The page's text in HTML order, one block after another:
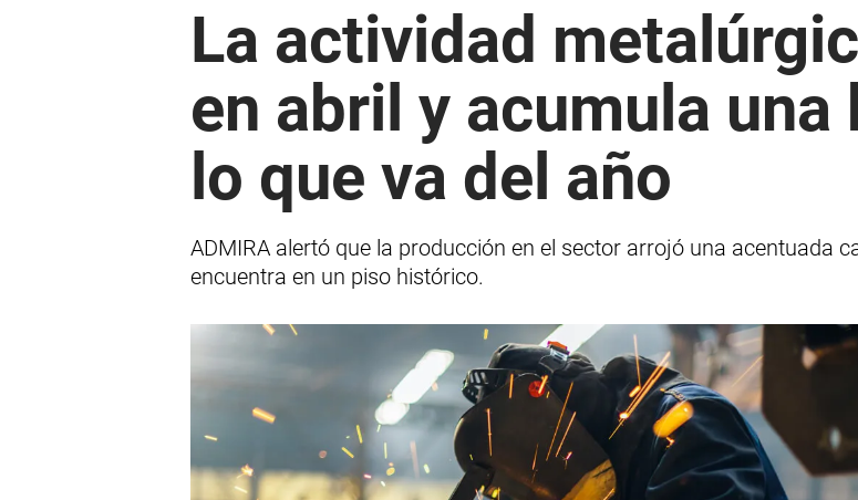
La actividad
en abril y acumula una
lo que va del año
ADMIRA alertó que la producción en el sector arrojó una acentuada
encuentra en un piso histórico.